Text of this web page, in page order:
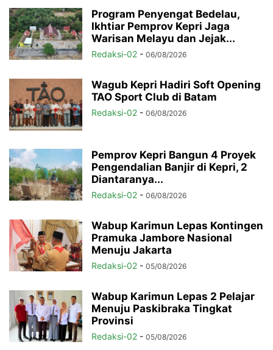
Program Penyengat Bedelau,
Ikhtiar Pemprov Kepri Jaga
Warisan Melayu dan Jejak...
Redaksi-02 - 06/08/2026
Wagub Kepri Hadiri Soft Opening
TAO Sport Club di Batam
Redaksi-02 - 06/08/2026
Pemprov Kepri Bangun 4 Proyek
Pengendalian Banjir di Kepri, 2
Diantaranya...
Redaksi-02 - 06/08/2026
Wabup Karimun Lepas Kontingen
Pramuka Jambore Nasional
Menuju Jakarta
Redaksi-02 - 05/08/2026
Wabup Karimun Lepas 2 Pelajar
Menuju Paskibraka Tingkat
Provinsi
Redaksi-02 - 05/08/2026